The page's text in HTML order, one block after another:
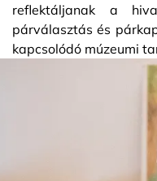
reflektáljanak a
párválasztás és
kapcsolódó múzeumi